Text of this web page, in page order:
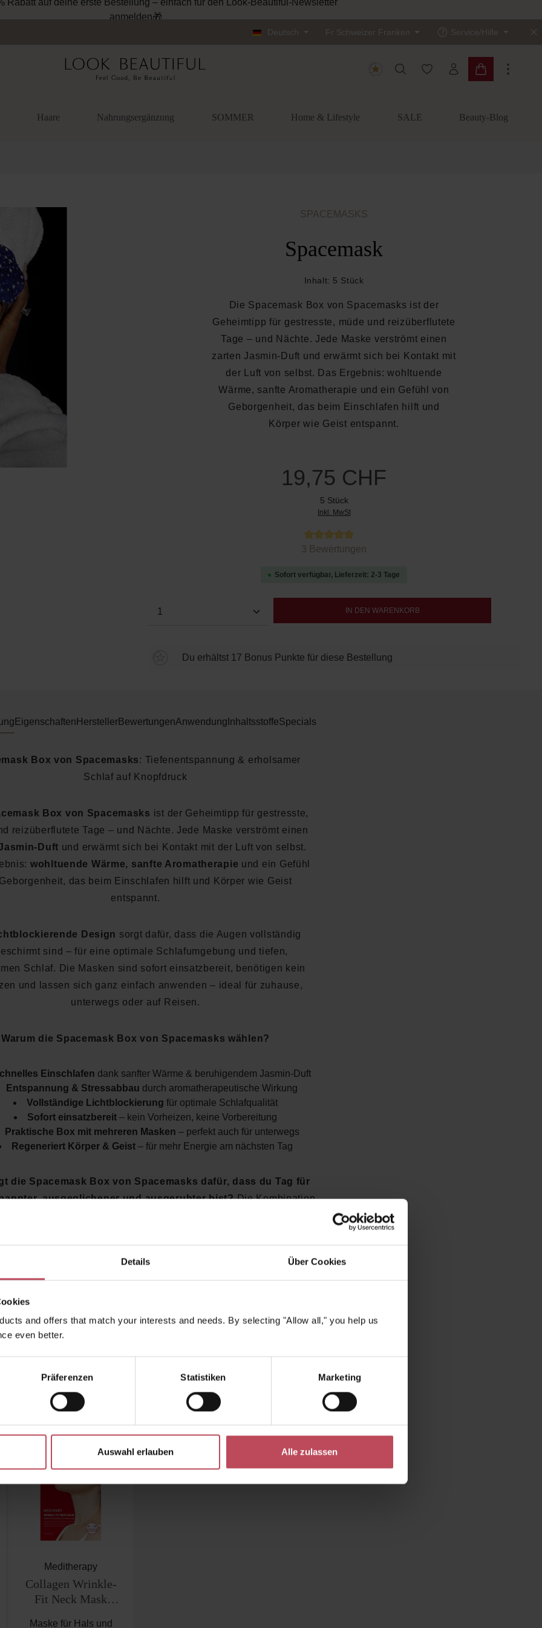
Details Über Cookies
and offers that match your interests and needs. By selecting "Allow all," you help us
even better.
Präferenzen Statistiken Marketing
Auswahl erlauben Alle zulassen
Rabatt auf deine erste Bestellung – einfach für den Look-Beautiful-Newsletter
anmelden🎁
Deutsch Fr Schweizer Franken Service/Hilfe
Du hast 0 Produkte auf
Warenkorb
Haare Nahrungsergänzung SOMMER Home & Lifestyle SALE Beauty-Blog
SPACEMASKS
Spacemask
Inhalt: 5 Stück
Die Spacemask Box von Spacemasks ist der
Geheimtipp für gestresste, müde und reizüberflutete
Tage – und Nächte. Jede Maske verströmt einen
zarten Jasmin-Duft und erwärmt sich bei Kontakt mit
der Luft von selbst. Das Ergebnis: wohltuende
Wärme, sanfte Aromatherapie und ein Gefühl von
Geborgenheit, das beim Einschlafen hilft und
Körper wie Geist entspannt.
19,75 CHF
5 Stück
Inkl. MwSt
Durchschnittliche Bewertung von 5 von 5 Sternen
3 Bewertungen
Sofort verfügbar, Lieferzeit: 2-3 Tage
Produkt Anzahl: Gib den gewünschten Wert ein oder
IN DEN WARENKORB
Du erhältst 17 Bonus Punkte für diese Bestellung
Eigenschaften HerstellerBewertungenAnwendung InhaltsstoffeSpecials
Box von Spacemasks: Tiefenentspannung & erholsamer
Schlaf auf Knopfdruck
Box von Spacemasks ist der Geheimtipp für gestresste,
reizüberflutete Tage – und Nächte. Jede Maske verströmt einen
Duft und erwärmt sich bei Kontakt mit der Luft von selbst.
wohltuende Wärme, sanfte Aromatherapie und ein Gefühl
das beim Einschlafen hilft und Körper wie Geist
entspannt.
Design sorgt dafür, dass die Augen vollständig
sind – für eine optimale Schlafumgebung und tiefen,
Schlaf. Die Masken sind sofort einsatzbereit, benötigen kein
und lassen sich ganz einfach anwenden – ideal für zuhause,
unterwegs oder auf Reisen.
Warum die Spacemask Box von Spacemasks wählen?
Einschlafen dank sanfter Wärme & beruhigendem Jasmin-Duft
Entspannung & Stressabbau durch aromatherapeutische Wirkung
Vollständige Lichtblockierung für optimale Schlafqualität
Sofort einsatzbereit– kein Vorheizen, keine Vorbereitung
Praktische Box mit mehreren Masken – perfekt auch für unterwegs
Regeneriert Körper & Geist– für mehr Energie am nächsten Tag
die Spacemask Box von Spacemasks dafür, dass du Tag für
ausgeglichener und ausgeruhter bist?Die Kombination
machen!
auchÄhnliche Produkte Kunden haben sich ebenfalls angesehen
Meditherapy
Collagen Wrinkle-
Fit Neck Mask
Maske für Hals und